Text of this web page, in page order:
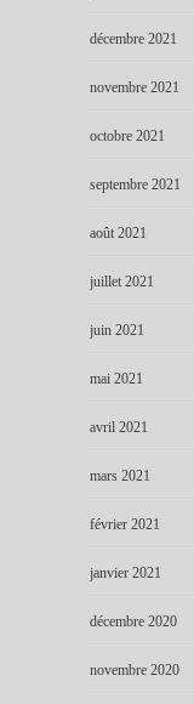
décembre 2021
novembre 2021
octobre 2021
septembre 2021
août 2021
juillet 2021
juin 2021
mai 2021
avril 2021
mars 2021
février 2021
janvier 2021
décembre 2020
novembre 2020